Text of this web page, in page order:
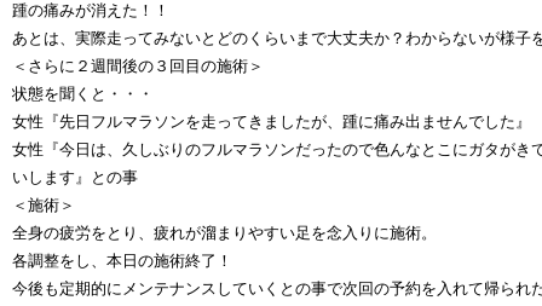
踵の痛みが消えた！！
あとは、実際走ってみないとどのくらいまで大丈夫か？わからないが様子
＜さらに２週間後の３回目の施術＞
状態を聞くと・・・
女性『先日フルマラソンを走ってきましたが、踵に痛み出ませんでした』
女性『今日は、久しぶりのフルマラソンだったので色んなとこにガタがき
いします』との事
＜施術＞
全身の疲労をとり、疲れが溜まりやすい足を念入りに施術。
各調整をし、本日の施術終了！
今後も定期的にメンテナンスしていくとの事で次回の予約を入れて帰られ